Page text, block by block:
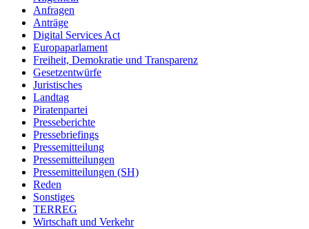
Anfragen
Anträge
Digital Services Act
Europaparlament
Freiheit, Demokratie und Transparenz
Gesetzentwürfe
Juristisches
Landtag
Piratenpartei
Presseberichte
Pressebriefings
Pressemitteilung
Pressemitteilungen
Pressemitteilungen (SH)
Reden
Sonstiges
TERREG
Wirtschaft und Verkehr